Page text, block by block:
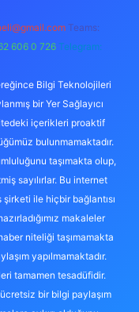
Teams:
606 0 726 Telegram:
Bilgi Teknolojileri
bir Yer Sağlayıcı
içerikleri proaktif
bulunmamaktadır.
taşımakta olup,
sayılırlar. Bu internet
ile hiçbir bağlantısı
makaleler
niteliği taşımamakta
yapılmamaktadır.
tamamen tesadüfidir.
bir bilgi paylaşım